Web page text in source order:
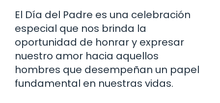
El Día del Padre es una celebración
especial que nos brinda la
oportunidad de honrar y expresar
nuestro amor hacia aquellos
hombres que desempeñan un papel
fundamental en nuestras vidas.